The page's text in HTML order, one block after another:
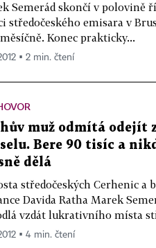
Semerád skončí v polovině
středočeského emisara v
Konec prakticky...
▪ 2 min. čtení
muž odmítá odejít
Bere 90 tisíc a
dělá
středočeských Cerhenic a
Davida Ratha Marek
vzdát lukrativního místa
▪ 4 min. čtení